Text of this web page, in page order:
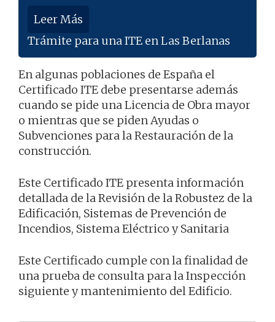
Leer Más
Trámite para una ITE en Las Berlanas
En algunas poblaciones de España el
Certificado ITE debe presentarse además
cuando se pide una Licencia de Obra mayor
o mientras que se piden Ayudas o
Subvenciones para la Restauración de la
construcción.
Este Certificado ITE presenta información
detallada de la Revisión de la Robustez de la
Edificación, Sistemas de Prevención de
Incendios, Sistema Eléctrico y Sanitaria
Este Certificado cumple con la finalidad de
una prueba de consulta para la Inspección
siguiente y mantenimiento del Edificio.